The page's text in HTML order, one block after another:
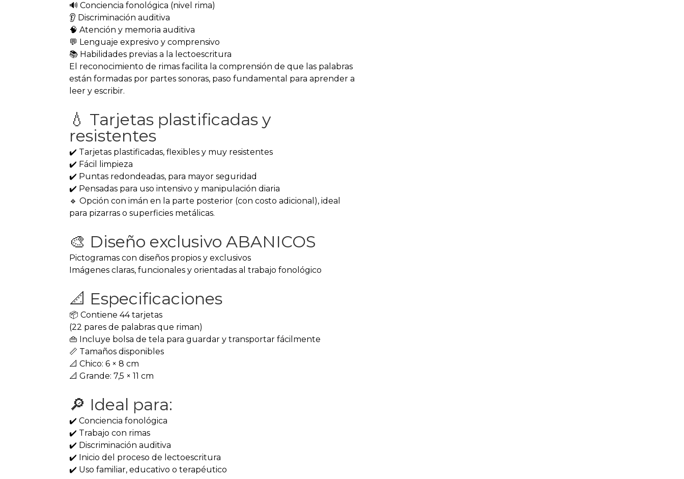
🔊 Conciencia fonológica (nivel rima)
👂 Discriminación auditiva
🧠 Atención y memoria auditiva
💬 Lenguaje expresivo y comprensivo
📚 Habilidades previas a la lectoescritura
El reconocimiento de rimas facilita la comprensión de que las palabras
están formadas por partes sonoras, paso fundamental para aprender a
leer y escribir.
💧 Tarjetas plastificadas y
resistentes
✔️ Tarjetas plastificadas, flexibles y muy resistentes
✔️ Fácil limpieza
✔️ Puntas redondeadas, para mayor seguridad
✔️ Pensadas para uso intensivo y manipulación diaria
🔹 Opción con imán en la parte posterior (con costo adicional), ideal
para pizarras o superficies metálicas.
🎨 Diseño exclusivo ABANICOS
Pictogramas con diseños propios y exclusivos
Imágenes claras, funcionales y orientadas al trabajo fonológico
📐 Especificaciones
📦 Contiene 44 tarjetas
(22 pares de palabras que riman)
👜 Incluye bolsa de tela para guardar y transportar fácilmente
📏 Tamaños disponibles
📐 Chico: 6 × 8 cm
📐 Grande: 7,5 × 11 cm
🔎 Ideal para:
✔️ Conciencia fonológica
✔️ Trabajo con rimas
✔️ Discriminación auditiva
✔️ Inicio del proceso de lectoescritura
✔️ Uso familiar, educativo o terapéutico